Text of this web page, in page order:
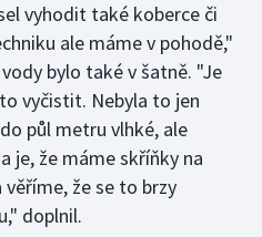
vyhodit také koberce či
ale máme v pohodě,"
bylo také v šatně. "Je
vyčistit. Nebyla to jen
půl metru vlhké, ale
je, že máme skříňky na
že se to brzy
doplnil.